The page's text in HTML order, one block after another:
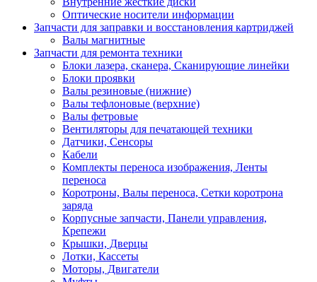
Оптические носители информации
Запчасти для заправки и восстановления картриджей
Валы магнитные
Запчасти для ремонта техники
Блоки лазера, сканера, Сканирующие линейки
Блоки проявки
Валы резиновые (нижние)
Валы тефлоновые (верхние)
Валы фетровые
Вентиляторы для печатающей техники
Датчики, Сенсоры
Кабели
Комплекты переноса изображения, Ленты
переноса
Коротроны, Валы переноса, Сетки коротрона
заряда
Корпусные запчасти, Панели управления,
Крепежи
Крышки, Дверцы
Лотки, Кассеты
Моторы, Двигатели